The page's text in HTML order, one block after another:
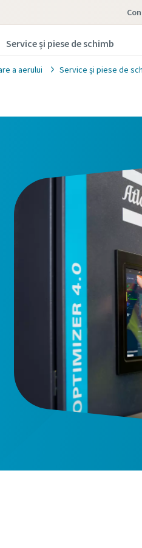
Service și piese de schimb
a aerului Service și piese de